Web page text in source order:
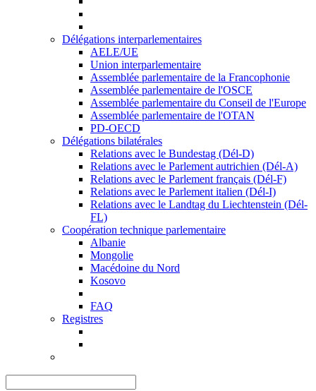
Délégations interparlementaires
AELE/UE
Union interparlementaire
Assemblée parlementaire de la Francophonie
Assemblée parlementaire de l'OSCE
Assemblée parlementaire du Conseil de l'Europe
Assemblée parlementaire de l'OTAN
PD-OECD
Délégations bilatérales
Relations avec le Bundestag (Dél-D)
Relations avec le Parlement autrichien (Dél-A)
Relations avec le Parlement français (Dél-F)
Relations avec le Parlement italien (Dél-I)
Relations avec le Landtag du Liechtenstein (Dél-
FL)
Coopération technique parlementaire
Albanie
Mongolie
Macédoine du Nord
Kosovo
FAQ
Registres